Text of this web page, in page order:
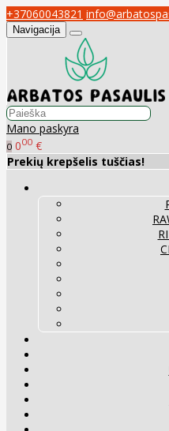
+37060043821
Navigacija
Mano paskyra
0 000 €
Prekių krepšelis tuščias!